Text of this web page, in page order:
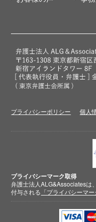
プライバシーポリシー 個人
プライバシーマーク取得
弁護士法人ALG&Associatesは
付与される 「プライバシーマー